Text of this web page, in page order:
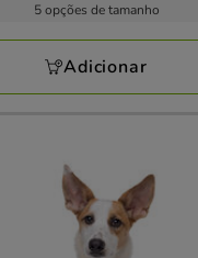
5 opções de tamanho
Adicionar